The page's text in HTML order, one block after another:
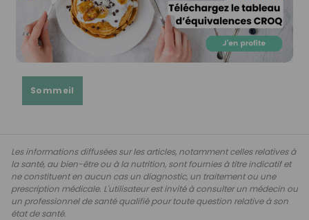
Sommeil
Les informations diffusées sur les articles, notamment celles relatives à
la santé, au bien-être ou à la nutrition, sont fournies à titre indicatif et
ne constituent en aucun cas un diagnostic, un traitement ou une
prescription médicale. L'utilisateur est invité à consulter un médecin ou
un professionnel de santé qualifié pour toute question relative à son
état de santé.